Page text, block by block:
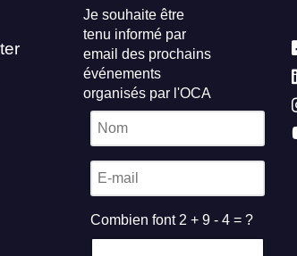
Je souhaite être
tenu informé par
email des prochains
événements
organisés par l'OCA
Combien font 2 + 9 - 4 = ?